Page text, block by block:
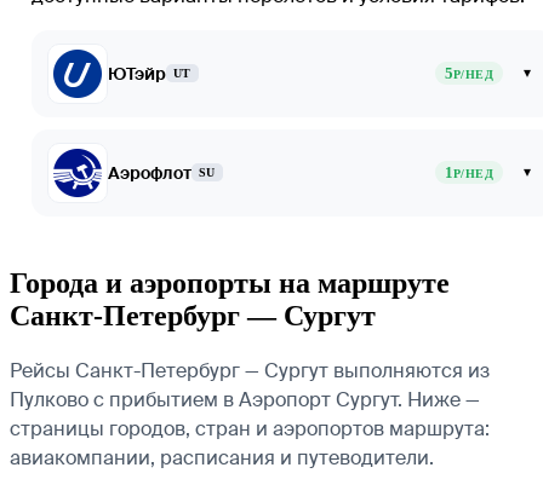
ЮТэйр UT 5Р/НЕД ▾
Аэрофлот SU 1Р/НЕД ▾
Города и аэропорты на маршруте
Санкт-Петербург — Сургут
Рейсы Санкт-Петербург — Сургут выполняются из
Пулково с прибытием в Аэропорт Сургут. Ниже —
страницы городов, стран и аэропортов маршрута:
авиакомпании, расписания и путеводители.